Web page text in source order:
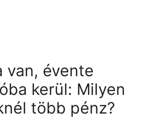
van, évente
kerül: Milyen
több pénz?